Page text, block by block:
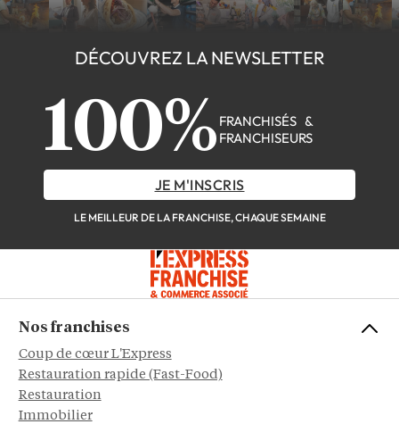
DÉCOUVREZ LA NEWSLETTER
100% FRANCHISÉS &
FRANCHISEURS
JE M'INSCRIS
LE MEILLEUR DE LA FRANCHISE, CHAQUE SEMAINE
Nos franchises
Coup de cœur L'Express
Restauration rapide (Fast-Food)
Restauration
Immobilier